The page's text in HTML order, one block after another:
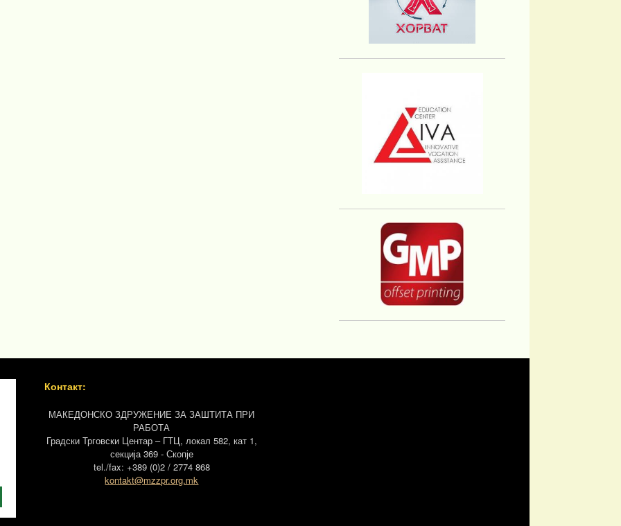
Контакт:
МАКЕДОНСКО ЗДРУЖЕНИЕ ЗА ЗАШТИТА ПРИ
РАБОТА
Градски Трговски Центар – ГТЦ, локал 582, кат 1,
секција 369 - Скопје
tel./fax: +389 (0)2 / 2774 868
kontakt@mzzpr.org.mk